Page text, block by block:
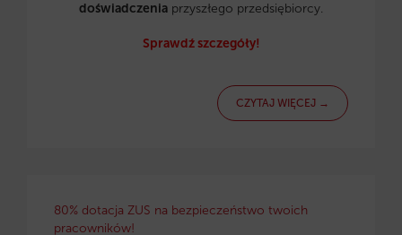
doświadczenia przyszłego przedsiębiorcy.
Sprawdź szczegóły!
CZYTAJ WIĘCEJ →
80% dotacja ZUS na bezpieczeństwo twoich
pracowników!